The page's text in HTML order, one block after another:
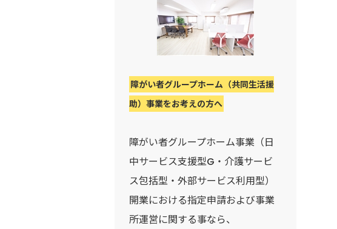
障がい者グループホーム（共同生活援
助）事業をお考えの方へ
障がい者グループホーム事業（日
中サービス支援型G・介護サービ
ス包括型・外部サービス利用型）
開業における指定申請および事業
所運営に関する事なら、